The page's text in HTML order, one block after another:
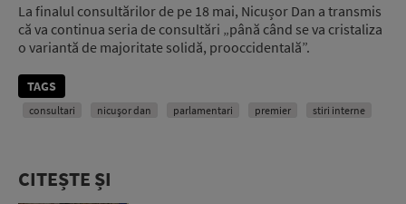
La finalul consultărilor de pe 18 mai, Nicușor Dan a transmis
că va continua seria de consultări „până când se va cristaliza
o variantă de majoritate solidă, prooccidentală”.
TAGS
consultari nicușor dan parlamentari premier stiri interne
CITEȘTE ȘI